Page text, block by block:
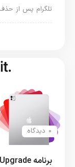
تلگرام پس از
0 دیدگاه